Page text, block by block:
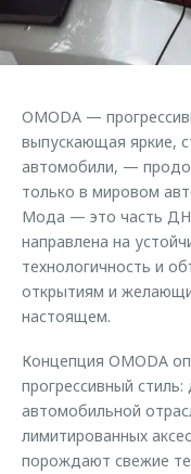
Страхование
Кредитный
Одежда и сувениры
Оригинальные
Запчасти
Трейд-ин
Калькулятор трейд-ин
Клиентская
O&J Автоклуб
Приложение O&J
Одежда и сувениры
Оригинальные
Запчасти
Обратная связь
ОMODA —
выпускающая яркие,
автомобили, —
только в мировом
Мода — это часть
направлена на
технологичность и
открытиям и
настоящем.
Концепция OMODA
прогрессивный
автомобильной
лимитированных
порождают свежие